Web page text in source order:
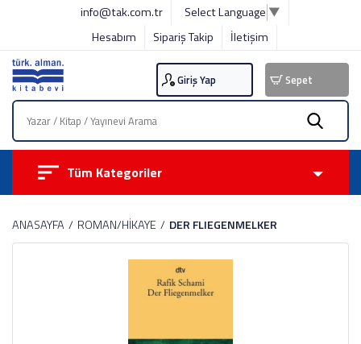
info@tak.com.tr Select Language ▼
Hesabım
Sipariş Takip İletişim
Giriş Yap Sepet
Tüm Kategoriler
ANASAYFA ROMAN/HİKAYE DER FLIEGENMELKER